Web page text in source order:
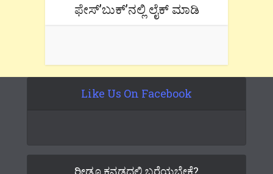
ಫೇಸ್’ಬುಕ್’ನಲ್ಲಿ ಲೈಕ್ ಮಾಡಿ
Like Us On Facebook
ರೀಡೂ ಕನ್ನಡದಲ್ಲಿ ಬರೆಯಬೇಕೆ?